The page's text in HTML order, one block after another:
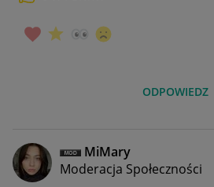
ODPOWIEDZ
MiMary
Moderacja Społeczności